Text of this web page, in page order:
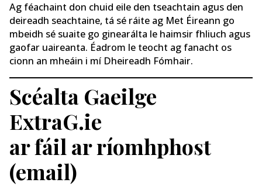
Ag féachaint don chuid eile den tseachtain agus den
deireadh seachtaine, tá sé ráite ag Met Éireann go
mbeidh sé suaite go ginearálta le haimsir fhliuch agus
gaofar uaireanta. Éadrom le teocht ag fanacht os
cionn an mheáin i mí Dheireadh Fómhair.
Scéalta Gaeilge
ExtraG.ie
ar fáil ar ríomhphost
(email)